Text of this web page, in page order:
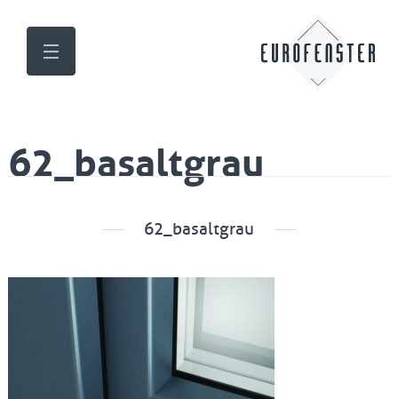
62_basaltgrau
62_basaltgrau